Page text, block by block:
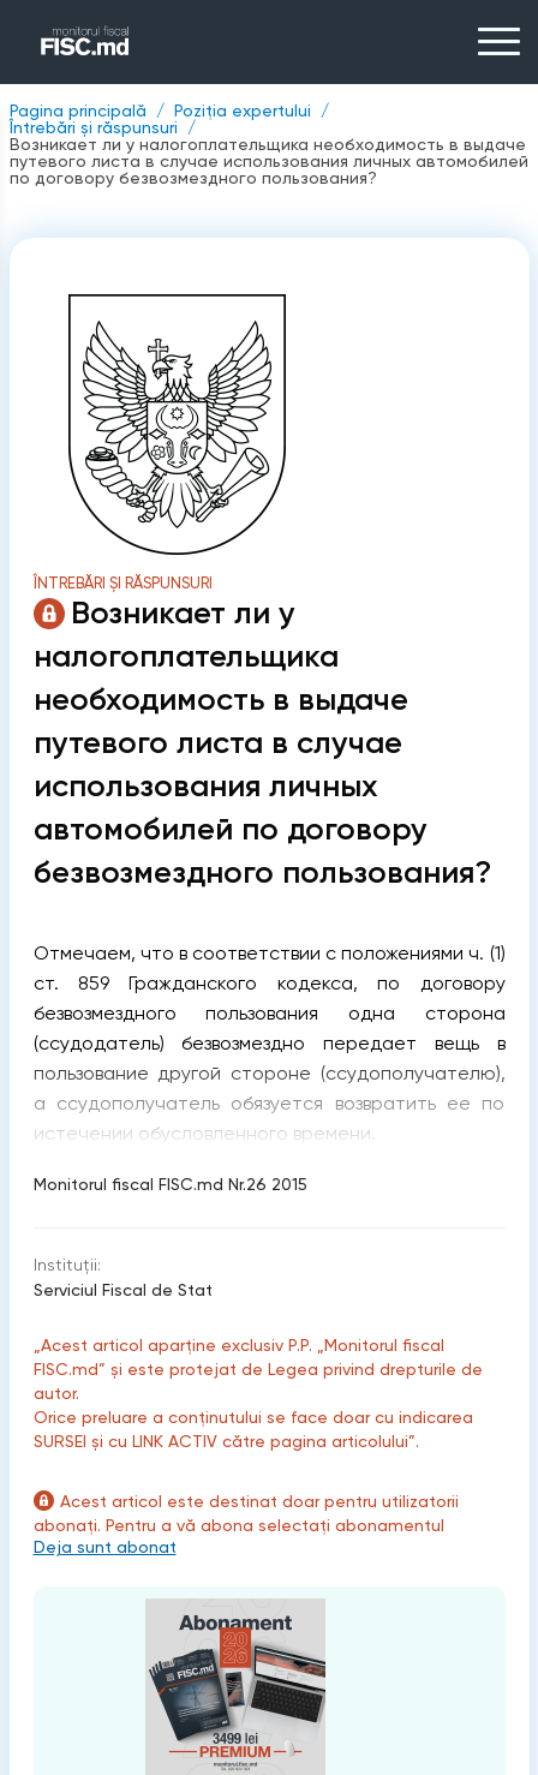
Pagina principală
Poziția expertului
Întrebări și răspunsuri
Возникает ли у налогоплательщика необходимость в выдаче
путевого листа в случае использования личных автомобилей
по договору безвозмездного пользования?
ÎNTREBĂRI ȘI RĂSPUNSURI
Возникает ли у
налогоплательщика
необходимость в выдаче
путевого листа в случае
использования личных
автомобилей по договору
безвозмездного пользования?
Отмечаем, что в соответствии с положениями ч. (1)
ст. 859 Гражданского кодекса, по договору
безвозмездного пользования одна сторона
(ссудодатель) безвозмездно передает вещь в
пользование другой стороне (ссудополучателю),
а ссудополучатель обязуется возвратить ее по
истечении обусловленного времени.
Monitorul fiscal FISC.md Nr.26 2015
Instituții:
Serviciul Fiscal de Stat
„Acest articol aparține exclusiv P.P. „Monitorul fiscal
FISC.md” și este protejat de Legea privind drepturile de
autor.
Orice preluare a conținutului se face doar cu indicarea
SURSEI și cu LINK ACTIV către pagina articolului”.
Acest articol este destinat doar pentru utilizatorii
abonați. Pentru a vă abona selectați abonamentul
Deja sunt abonat